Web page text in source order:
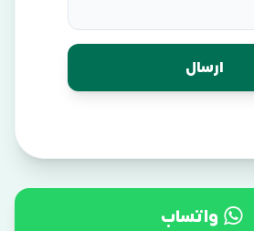
واتساب